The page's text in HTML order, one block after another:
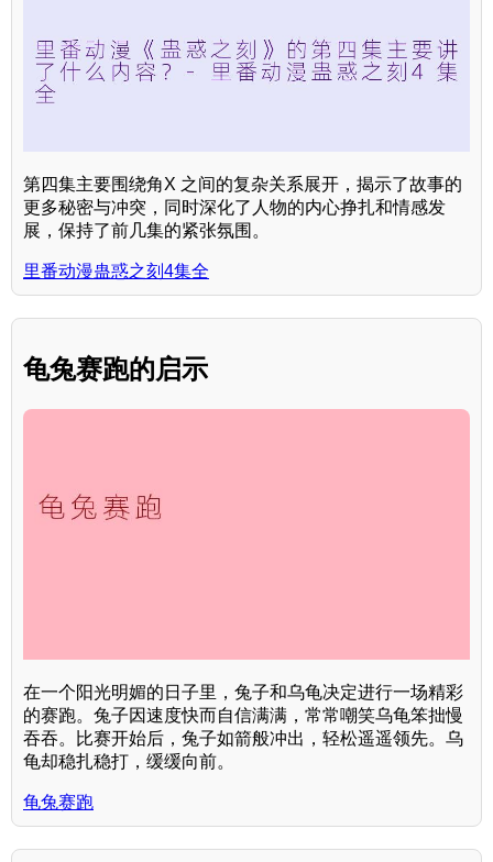
第四集主要围绕角X 之间的复杂关系展开，揭示了故事的
更多秘密与冲突，同时深化了人物的内心挣扎和情感发
展，保持了前几集的紧张氛围。
里番动漫蛊惑之刻4集全
龟兔赛跑的启示
在一个阳光明媚的日子里，兔子和乌龟决定进行一场精彩
的赛跑。兔子因速度快而自信满满，常常嘲笑乌龟笨拙慢
吞吞。比赛开始后，兔子如箭般冲出，轻松遥遥领先。乌
龟却稳扎稳打，缓缓向前。
龟兔赛跑